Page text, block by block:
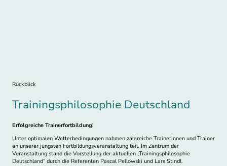
Rückblick
Trainingsphilosophie Deutschland
Erfolgreiche Trainerfortbildung!
Unter optimalen Wetterbedingungen nahmen zahlreiche Trainerinnen und Trainer
an unserer jüngsten Fortbildungsveranstaltung teil. Im Zentrum der
Veranstaltung stand die Vorstellung der aktuellen „Trainingsphilosophie
Deutschland“ durch die Referenten Pascal Pellowski und Lars Stindl.